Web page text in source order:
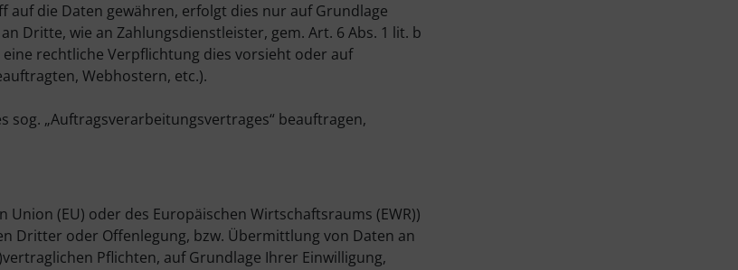
die Daten gewähren, erfolgt dies nur auf Grundlage
Dritte, wie an Zahlungsdienstleister, gem. Art. 6 Abs. 1 lit. b
rechtliche Verpflichtung dies vorsieht oder auf
Webhostern, etc.).
„Auftragsverarbeitungsvertrages“ beauftragen,
(EU) oder des Europäischen Wirtschaftsraums (EWR))
Dritter oder Offenlegung, bzw. Übermittlung von Daten an
Pflichten, auf Grundlage Ihrer Einwilligung,